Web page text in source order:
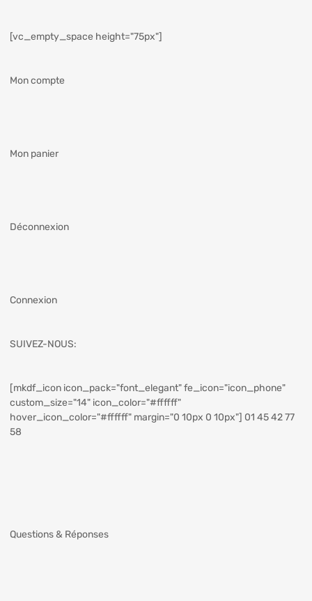
[vc_empty_space height="75px"]
Mon compte
Mon panier
Déconnexion
Connexion
SUIVEZ-NOUS:
[mkdf_icon icon_pack="font_elegant" fe_icon="icon_phone"
custom_size="14" icon_color="#ffffff"
hover_icon_color="#ffffff" margin="0 10px 0 10px"] 01 45 42 77
58
Questions & Réponses